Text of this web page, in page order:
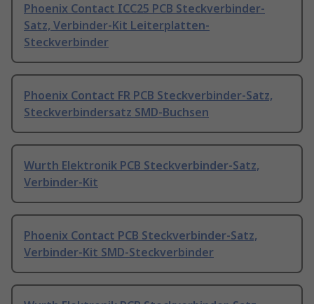
Phoenix Contact ICC25 PCB Steckverbinder-
Satz, Verbinder-Kit Leiterplatten-
Steckverbinder
Phoenix Contact FR PCB Steckverbinder-Satz,
Steckverbindersatz SMD-Buchsen
Wurth Elektronik PCB Steckverbinder-Satz,
Verbinder-Kit
Phoenix Contact PCB Steckverbinder-Satz,
Verbinder-Kit SMD-Steckverbinder